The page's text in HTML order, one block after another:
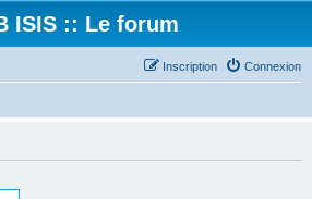
ISIS :: Le forum
Connexion
Inscription